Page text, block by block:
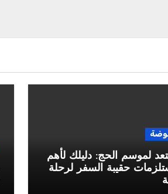
لموسم الحج: دليلك لأهم
حقيبة السفر لرحلة